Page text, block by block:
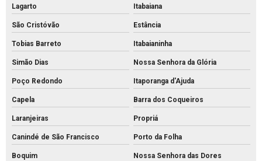
Lagarto Itabaiana
São Cristóvão Estância
Tobias Barreto Itabaianinha
Simão Dias Nossa Senhora da Glória
Poço Redondo Itaporanga d'Ajuda
Capela Barra dos Coqueiros
Laranjeiras Propriá
Canindé de São Francisco Porto da Folha
Boquim
Nossa Senhora das Dores